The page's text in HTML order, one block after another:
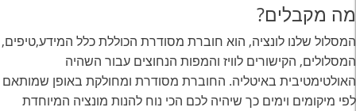
מה מקבלים?
המסלול שלנו לונציה, הוא חוברת מסודרת הכוללת כלל המידע,טיפים,
המסלולים, הקישורים לוויז והמפות הנחוצים עבור השהיה
האולטימטיבית באיטליה. החוברת מסודרת ומחולקת באופן שמותאם
לפי מיקומים וימים כך שיהיה לכם הכי נוח להנות מונציה המיוחדת